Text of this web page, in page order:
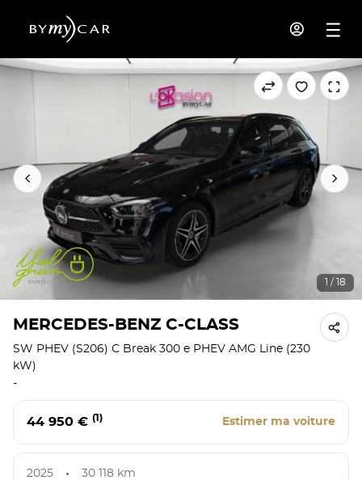
1 / 18
MERCEDES-BENZ C-CLASS
SW PHEV (S206) C Break 300 e PHEV AMG Line (230
kW)
-
44 950 € (1) Estimer ma voiture
2025 30 118 km